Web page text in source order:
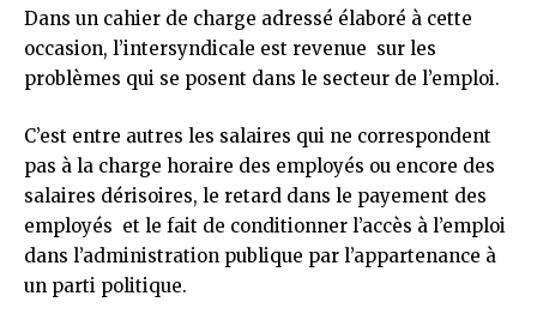
Dans un cahier de charge adressé élaboré à cette
occasion, l’intersyndicale est revenue sur les
problèmes qui se posent dans le secteur de l’emploi.
C’est entre autres les salaires qui ne correspondent
pas à la charge horaire des employés ou encore des
salaires dérisoires, le retard dans le payement des
employés et le fait de conditionner l’accès à l’emploi
dans l’administration publique par l’appartenance à
un parti politique.